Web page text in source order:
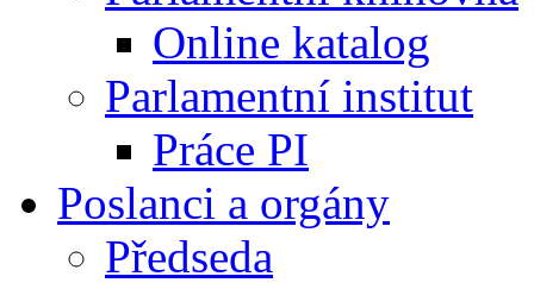
Online katalog
Parlamentní institut
Práce PI
Poslanci a orgány
Předseda